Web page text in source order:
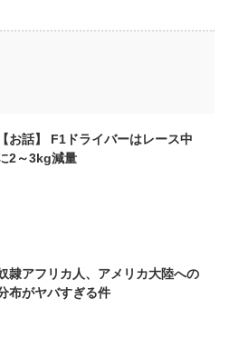
【お話】 F1ドライバーはレース中
2～3kg減量
隷アフリカ人、アメリカ大陸への
布がヤバすぎる件